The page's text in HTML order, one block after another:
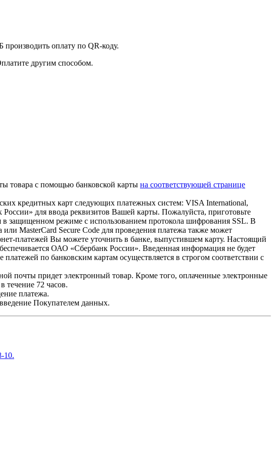
оплату по QR-коду.
другим способом.
товара с помощью банковской карты на соответствующей странице
кредитных карт следующих платежных систем: VISA International,
для ввода реквизитов Вашей карты. Пожалуйста, приготовьте
защищенном режиме с использованием протокола шифрования SSL. В
MasterCard Secure Code для проведения платежа также может
платежей Вы можете уточнить в банке, выпустившем карту. Настоящий
ОАО «Сбербанк России». Введенная информация не будет
по банковским картам осуществляется в строгом соответствии с
почты придет электронный товар. Кроме того, оплаченные электронные
течение 72 часов.
платежа.
Покупателем данных.
10.